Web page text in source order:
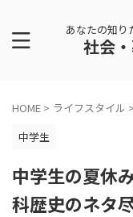
あなたの知り
社会
HOME > ライフスタイル >
中学生
中学生の夏休
科歴史のネタ